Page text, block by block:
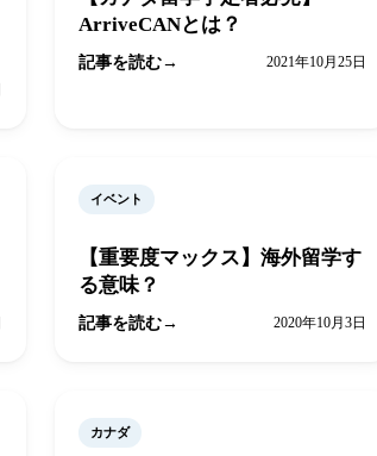
ArriveCANとは？
記事を読む 2021年10月25日
イベント
【重要度マックス】海外留学す
る意味？
記事を読む 2020年10月3日
カナダ